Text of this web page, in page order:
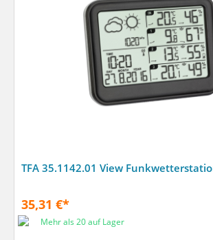
TFA 35.1142.01 View
35,31 €*
Mehr als 20 auf Lager